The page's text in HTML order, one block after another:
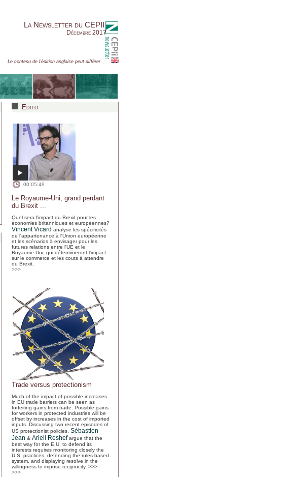
La Newsletter du CEPII
Décembre 2017
Le contenu de l'édition anglaise peut différer
Edito
00:05:49
Le Royaume-Uni, grand perdant
du Brexit ...
Quel sera l'impact du Brexit pour les
économies britanniques et européennes?
Vincent Vicard analyse les spécificités
de l'appartenance à l'Union européenne
et les scénarios à envisager pour les
futures relations entre l'UE et le
Royaume-Uni, qui détermineront l'impact
sur le commerce et les couts à attendre
du Brexit.
>>>
Trade versus protectionism
Much of the impact of possible increases
in EU trade barriers can be seen as
forfeiting gains from trade. Possible gains
for workers in protected industries will be
offset by increases in the cost of imported
inputs. Discussing two recent episodes of
US protectionist policies, Sébastien
Jean & Ariell Reshefargue that the
best way for the E.U. to defend its
interests requires monitoring closely the
U.S. practices, defending the rules-based
system, and displaying resolve in the
willingness to impose reciprocity. >>>
>>>